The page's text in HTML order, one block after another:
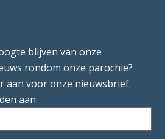
blijven van onze
rondom onze parochie?
aan voor onze nieuwsbrief.
aan